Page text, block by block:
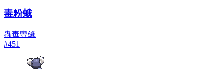
毒粉蛾
蟲毒豐緣
#451